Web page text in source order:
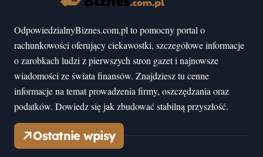
OdpowiedzialnyBiznes.com.pl to pomocny portal o
rachunkowości oferujący ciekawostki, szczegółowe informacje
o zarobkach ludzi z pierwszych stron gazet i najnowsze
wiadomości ze świata finansów. Znajdziesz tu cenne
informacje na temat prowadzenia firmy, oszczędzania oraz
podatków. Dowiedz się jak zbudować stabilną przyszłość.
Ostatnie wpisy